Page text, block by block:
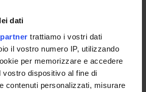
dati
trattiamo i vostri dati
il vostro numero IP, utilizzando
per memorizzare e accedere
vostro dispositivo al fine di
contenuti personalizzati, misurare
STUDENTI